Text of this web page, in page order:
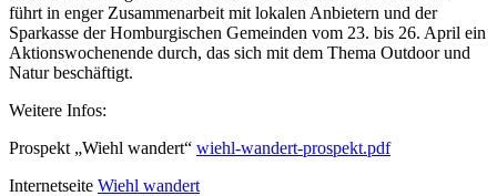
führt in enger Zusammenarbeit mit lokalen Anbietern und der
Sparkasse der Homburgischen Gemeinden vom 23. bis 26. April ein
Aktionswochenende durch, das sich mit dem Thema Outdoor und
Natur beschäftigt.
Weitere Infos:
Prospekt „Wiehl wandert“ wiehl-wandert-prospekt.pdf
Internetseite Wiehl wandert